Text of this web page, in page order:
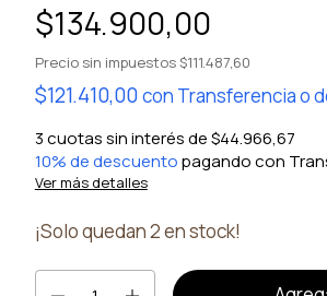
$134.900,00
Precio sin impuestos$111.487,60
$121.410,00con Transferencia o
3cuotas sin interés de$44.966,67
10% de descuentopagando con
Ver más detalles
¡Solo quedan2en stock!